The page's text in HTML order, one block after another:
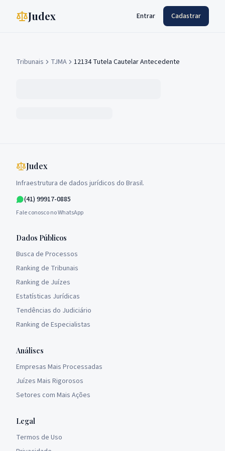
Judex Entrar Cadastrar
Tribunais TJMA 12134 Tutela Cautelar Antecedente
Judex
Infraestrutura de dados jurídicos do Brasil.
(41) 99917-0885
Fale conosco no WhatsApp
Dados Públicos
Busca de Processos
Ranking de Tribunais
Ranking de Juízes
Estatísticas Jurídicas
Tendências do Judiciário
Ranking de Especialistas
Análises
Empresas Mais Processadas
Juízes Mais Rigorosos
Setores com Mais Ações
Legal
Termos de Uso